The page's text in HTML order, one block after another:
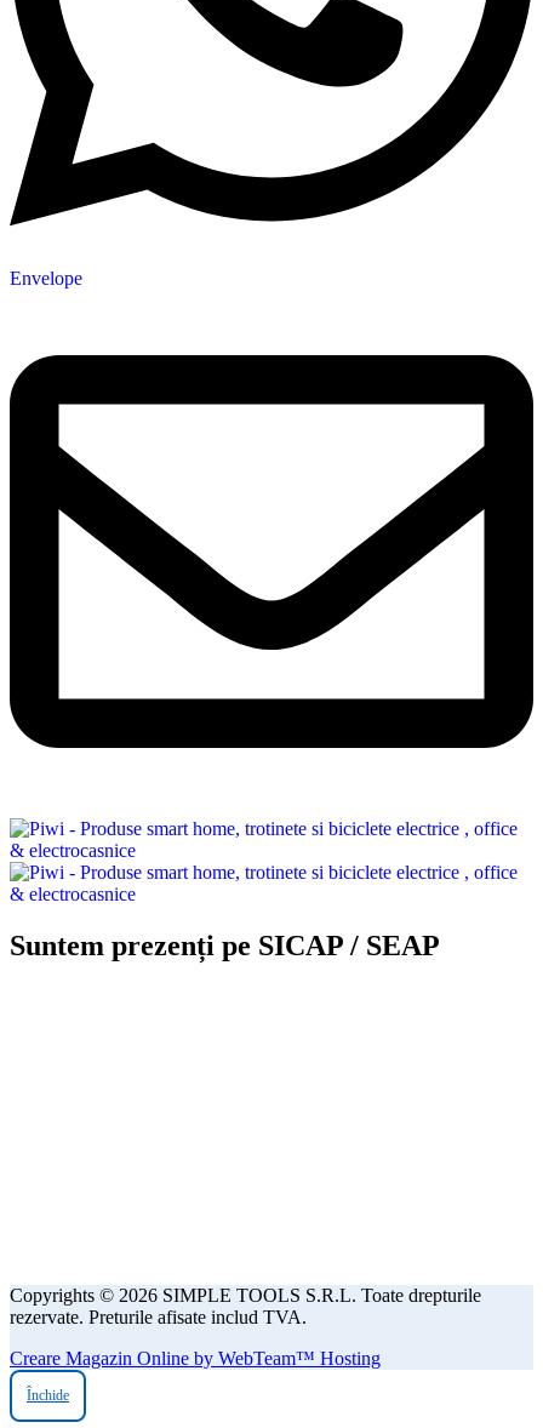
Envelope
Suntem prezenți pe SICAP / SEAP
Copyrights © 2026 SIMPLE TOOLS S.R.L. Toate drepturile
rezervate. Preturile afisate includ TVA.
Creare Magazin Online by WebTeam™ Hosting
Închide